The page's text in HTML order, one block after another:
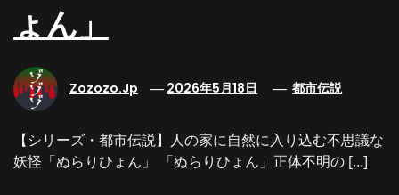
ょん」
Zozozo.jp 2026年5月18日 都市伝説
【シリーズ・都市伝説】人の家に自然に入り込む不思議な
妖怪「ぬらりひょん」 「ぬらりひょん」正体不明の […]